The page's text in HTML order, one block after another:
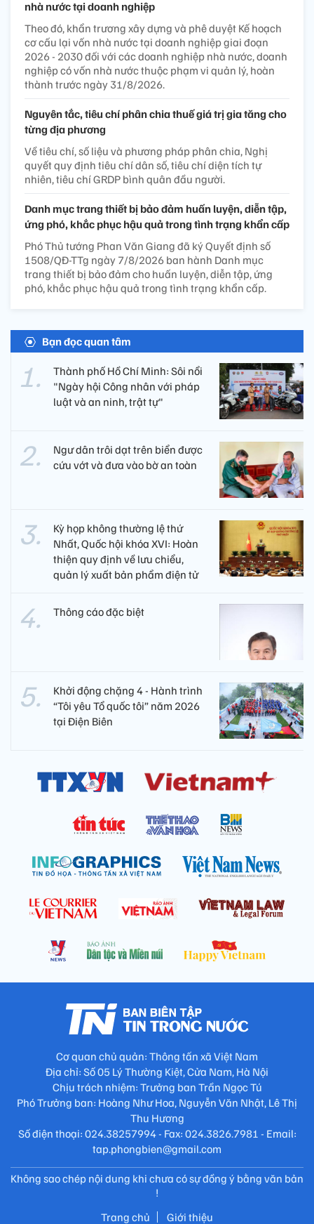
nhà nước tại doanh nghiệp
Theo đó, khẩn trương xây dựng và phê duyệt Kế hoạch
cơ cấu lại vốn nhà nước tại doanh nghiệp giai đoạn
2026 - 2030 đối với các doanh nghiệp nhà nước, doanh
nghiệp có vốn nhà nước thuộc phạm vi quản lý, hoàn
thành trước ngày 31/8/2026.
Nguyên tắc, tiêu chí phân chia thuế giá trị gia tăng cho
từng địa phương
Về tiêu chí, số liệu và phương pháp phân chia, Nghị
quyết quy định tiêu chí dân số, tiêu chí diện tích tự
nhiên, tiêu chí GRDP bình quân đầu người.
Danh mục trang thiết bị bảo đảm huấn luyện, diễn tập,
ứng phó, khắc phục hậu quả trong tình trạng khẩn cấp
Phó Thủ tướng Phan Văn Giang đã ký Quyết định số
1508/QĐ-TTg ngày 7/8/2026 ban hành Danh mục
trang thiết bị bảo đảm cho huấn luyện, diễn tập, ứng
phó, khắc phục hậu quả trong tình trạng khẩn cấp.
Bạn đọc quan tâm
Thành phố Hồ Chí Minh: Sôi nổi
"Ngày hội Công nhân với pháp
luật và an ninh, trật tự"
Ngư dân trôi dạt trên biển được
cứu vớt và đưa vào bờ an toàn
Kỳ họp không thường lệ thứ
Nhất, Quốc hội khóa XVI: Hoàn
thiện quy định về lưu chiểu,
quản lý xuất bản phẩm điện tử
Thông cáo đặc biệt
Khởi động chặng 4 - Hành trình
“Tôi yêu Tổ quốc tôi” năm 2026
tại Điện Biên
Cơ quan chủ quản: Thông tấn xã Việt Nam
Địa chỉ: Số 05 Lý Thường Kiệt, Cửa Nam, Hà Nội
Chịu trách nhiệm: Trưởng ban Trần Ngọc Tú
Phó Trưởng ban: Hoàng Như Hoa, Nguyễn Văn Nhật, Lê Thị
Thu Hương
Số điện thoại: 024.38257994 - Fax: 024.3826.7981 - Email:
tap.phongbien@gmail.com
Không sao chép nội dung khi chưa có sự đồng ý bằng văn bản
!
Trang chủ
Giới thiệu